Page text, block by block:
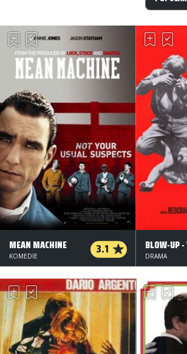
MEAN MACHINE 3.1
KOMEDIE DRAMA